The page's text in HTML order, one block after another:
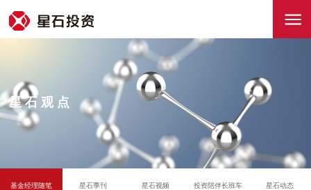
星石观点
基金经理随笔 星石季刊 星石视频 投资陪伴长班车 星石动态